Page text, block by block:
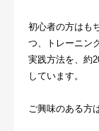
初心者の方はも
つ、トレーニン
実践方法を、約
しています。
ご興味のある方